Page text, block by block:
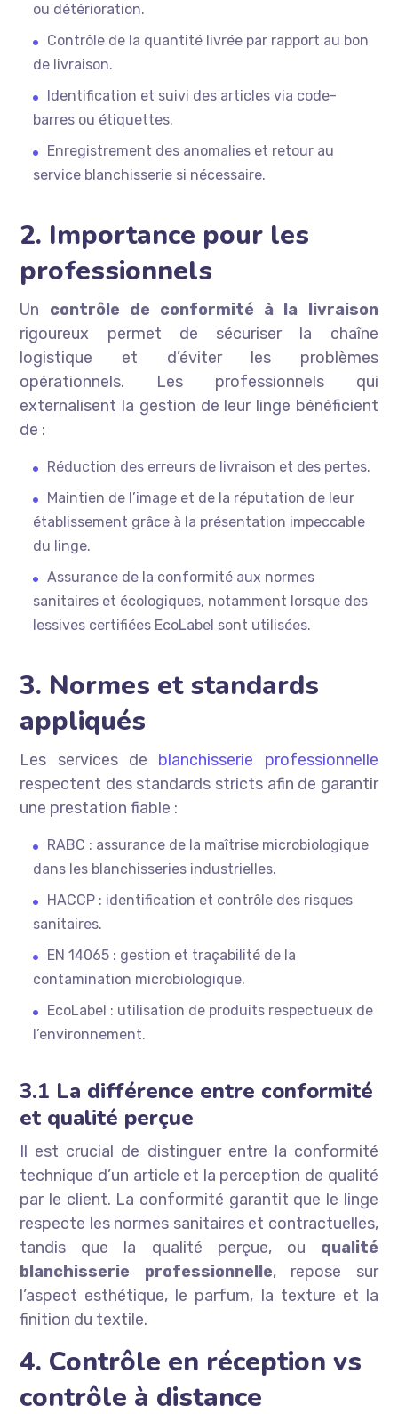
ou détérioration.
Contrôle de la quantité livrée par rapport au bon
de livraison.
Identification et suivi des articles via code-
barres ou étiquettes.
Enregistrement des anomalies et retour au
service blanchisserie si nécessaire.
2. Importance pour les
professionnels
Un contrôle de conformité à la livraison
rigoureux permet de sécuriser la chaîne
logistique et d’éviter les problèmes
opérationnels. Les professionnels qui
externalisent la gestion de leur linge bénéficient
de :
Réduction des erreurs de livraison et des pertes.
Maintien de l’image et de la réputation de leur
établissement grâce à la présentation impeccable
du linge.
Assurance de la conformité aux normes
sanitaires et écologiques, notamment lorsque des
lessives certifiées EcoLabel sont utilisées.
3. Normes et standards
appliqués
Les services de blanchisserie professionnelle
respectent des standards stricts afin de garantir
une prestation fiable :
RABC : assurance de la maîtrise microbiologique
dans les blanchisseries industrielles.
HACCP : identification et contrôle des risques
sanitaires.
EN 14065 : gestion et traçabilité de la
contamination microbiologique.
EcoLabel : utilisation de produits respectueux de
l’environnement.
3.1 La différence entre conformité
et qualité perçue
Il est crucial de distinguer entre la conformité
technique d’un article et la perception de qualité
par le client. La conformité garantit que le linge
respecte les normes sanitaires et contractuelles,
tandis que la qualité perçue, ou qualité
blanchisserie professionnelle, repose sur
l’aspect esthétique, le parfum, la texture et la
finition du textile.
4. Contrôle en réception vs
contrôle à distance